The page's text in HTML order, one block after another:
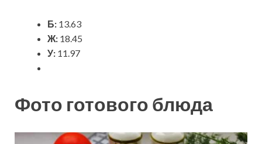
Б: 13.63
Ж: 18.45
У: 11.97
Фото готового блюда